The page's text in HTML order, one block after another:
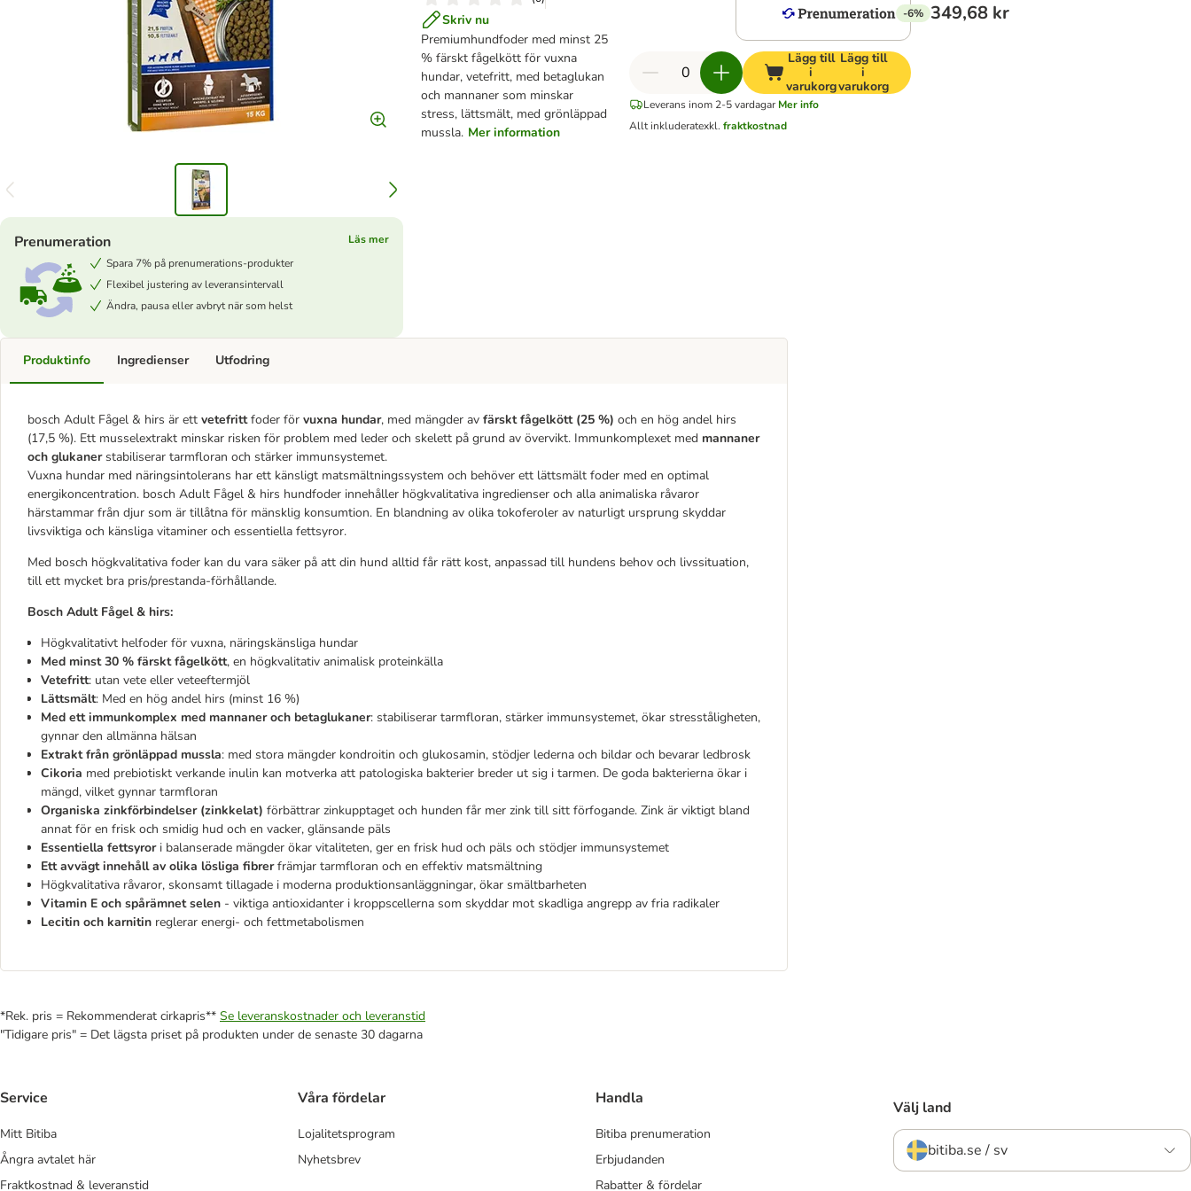
Skriv nu
Premiumhundfoder med minst 25
% färskt fågelkött för vuxna
hundar, vetefritt, med betaglukan
och mannaner som minskar
stress, lättsmält, med grönläppad
mussla. Mer information
Prenumeration
Läs mer
Spara 7% på prenumerations-produkter
Flexibel justering av leveransintervall
Ändra, pausa eller avbryt när som helst
-6% 349,68 kr
Lägg till
i
varukorg
Lägg till
i
varukorg
Leverans inom 2-5 vardagar Mer info
Allt inkluderatexkl. fraktkostnad
Produktinfo
bosch Adult Fågel & hirs är ett vetefrittfoder för vuxna hundar, med mängder av färskt fågelkött (25 %) och en hög andel hirs
(17,5 %). Ett musselextrakt minskar risken för problem med leder och skelett på grund av övervikt. Immunkomplexet med mannaner
och glukanerstabiliserar tarmfloran och stärker immunsystemet.
Vuxna hundar med näringsintolerans har ett känsligt matsmältningssystem och behöver ett lättsmält foder med en optimal
energikoncentration. bosch Adult Fågel & hirs hundfoder innehåller högkvalitativa ingredienser och alla animaliska råvaror
härstammar från djur som är tillåtna för mänsklig konsumtion. En blandning av olika tokoferoler av naturligt ursprung skyddar
livsviktiga och känsliga vitaminer och essentiella fettsyror.
Med bosch högkvalitativa foder kan du vara säker på att din hund alltid får rätt kost, anpassad till hundens behov och livssituation,
till ett mycket bra pris/prestanda-förhållande.
Bosch Adult Fågel & hirs:
Högkvalitativt helfoder för vuxna, näringskänsliga hundar
Med minst 30 % färskt fågelkött, en högkvalitativ animalisk proteinkälla
Vetefritt: utan vete eller veteeftermjöl
Lättsmält: Med en hög andel hirs (minst 16 %)
Med ett immunkomplex med mannaner och betaglukaner: stabiliserar tarmfloran, stärker immunsystemet, ökar stresståligheten,
gynnar den allmänna hälsan
Extrakt från grönläppad mussla: med stora mängder kondroitin och glukosamin, stödjer lederna och bildar och bevarar ledbrosk
Cikoria med prebiotiskt verkande inulin kan motverka att patologiska bakterier breder ut sig i tarmen. De goda bakterierna ökar i
mängd, vilket gynnar tarmfloran
Organiska zinkförbindelser (zinkkelat) förbättrar zinkupptaget och hunden får mer zink till sitt förfogande. Zink är viktigt bland
annat för en frisk och smidig hud och en vacker, glänsande päls
Essentiella fettsyrori balanserade mängder ökar vitaliteten, ger en frisk hud och päls och stödjer immunsystemet
Ett avvägt innehåll av olika lösliga fibrerfrämjar tarmfloran och en effektiv matsmältning
Högkvalitativa råvaror, skonsamt tillagade i moderna produktionsanläggningar, ökar smältbarheten
Vitamin E och spårämnet selen - viktiga antioxidanter i kroppscellerna som skyddar mot skadliga angrepp av fria radikaler
Lecitin och karnitin reglerar energi- och fettmetabolismen
Ingredienser Utfodring
*Rek. pris = Rekommenderat cirkapris** Se leveranskostnader och leveranstid
"Tidigare pris" = Det lägsta priset på produkten under de senaste 30 dagarna
Service
Mitt Bitiba
Ångra avtalet här
Fraktkostnad & leveranstid
Våra fördelar
Lojalitetsprogram
Nyhetsbrev
Handla
Bitiba prenumeration
Erbjudanden
Rabatter & fördelar
Välj land
bitiba.se / sv